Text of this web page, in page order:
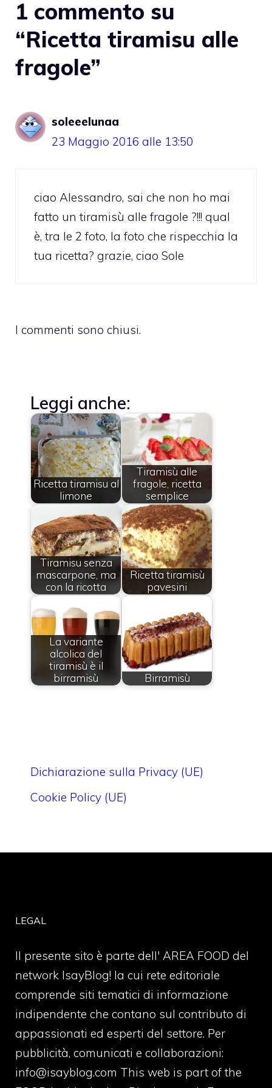
1 commento su
“Ricetta tiramisu alle
fragole”
soleeelunaa
23 Maggio 2016 alle 13:50
ciao Alessandro, sai che non ho mai
fatto un tiramisù alle fragole ?!!! qual
è, tra le 2 foto, la foto che rispecchia la
tua ricetta? grazie, ciao Sole
I commenti sono chiusi.
Leggi anche:
Ricetta tiramisu al
limone
Tiramisù alle
fragole, ricetta
semplice
Tiramisu senza
mascarpone, ma
con la ricotta
Ricetta tiramisù
pavesini
La variante
alcolica del
tiramisù è il
birramisù
Birramisù
Dichiarazione sulla Privacy (UE)
Cookie Policy (UE)
LEGAL
Il presente sito è parte dell' AREA FOOD del
network IsayBlog! la cui rete editoriale
comprende siti tematici di informazione
indipendente che contano sul contributo di
appassionati ed esperti del settore. Per
pubblicità, comunicati e collaborazioni:
info@isayblog.com This web is part of the